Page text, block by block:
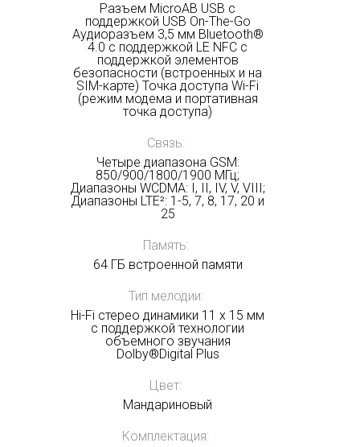
Разъем MicroAB USB с
поддержкой USB On-The-Go
Аудиоразъем 3,5 мм Bluetooth®
4.0 с поддержкой LE NFC с
поддержкой элементов
безопасности (встроенных и на
SIM-карте) Точка доступа Wi-Fi
(режим модема и портативная
точка доступа)
Связь:
Четыре диапазона GSM:
850/900/1800/1900 МГц;
Диапазоны WCDMA: I, II, IV, V, VIII;
Диапазоны LTE²: 1-5, 7, 8, 17, 20 и
25
Память:
64 ГБ встроенной памяти
Тип мелодии:
Hi-Fi стерео динамики 11 x 15 мм
с поддержкой технологии
объемного звучания
Dolby®Digital Plus
Цвет:
Мандариновый
Комплектация:
Получать на почту